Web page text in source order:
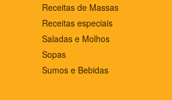
Receitas de Massas
Receitas especiais
Saladas e Molhos
Sopas
Sumos e Bebidas